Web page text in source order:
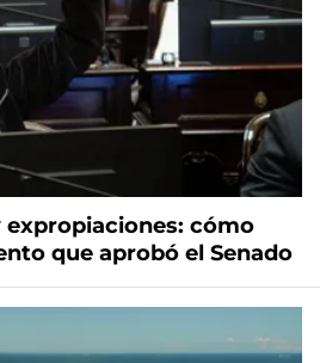
expropiaciones: cómo
que aprobó el Senado